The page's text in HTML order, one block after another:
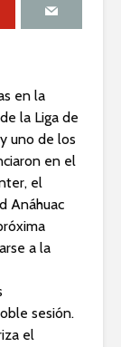
en la
la Liga de
uno de los
en el
el
Anáhuac
a la
sesión.
el